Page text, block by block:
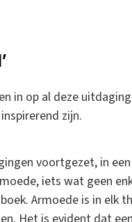
in op al deze
zijn.
voortgezet, in
iets wat geen
Armoede is in elk